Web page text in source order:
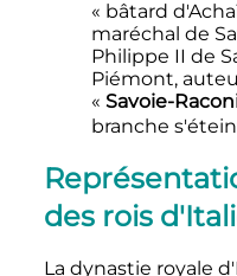
« bâtard
maréchal de
Philippe II de
Piémont,
« Savoie-
branche
des rois
La dynastie royale